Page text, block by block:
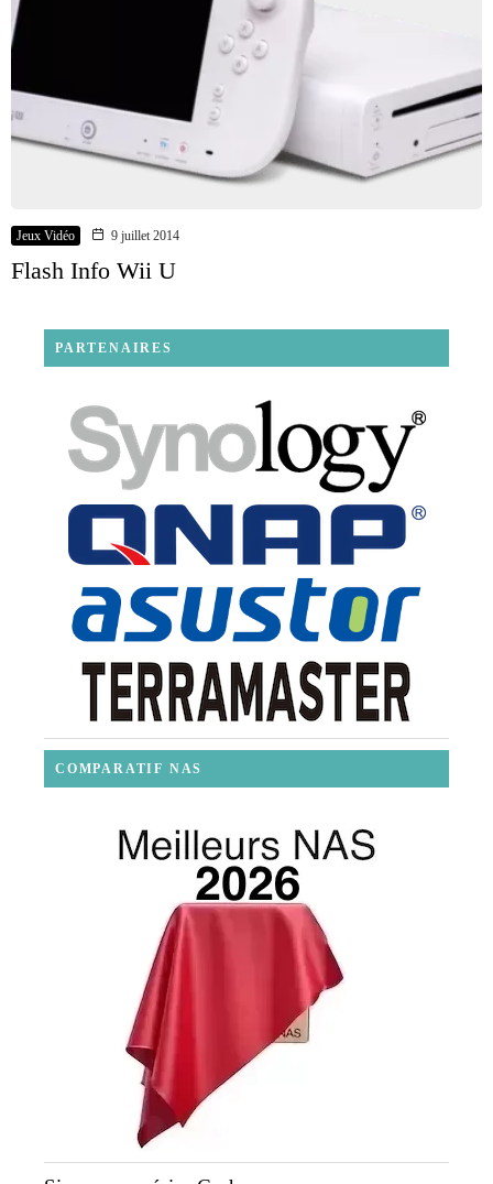
Jeux Vidéo 9 juillet 2014
Flash Info Wii U
PARTENAIRES
COMPARATIF NAS